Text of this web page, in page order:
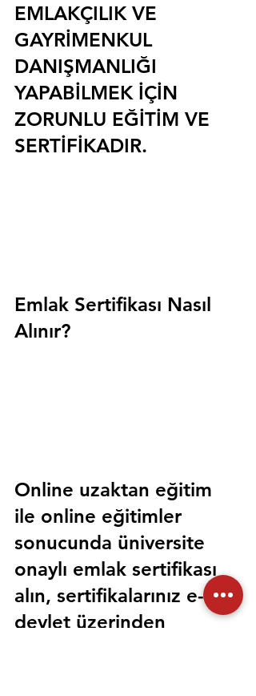
EMLAKÇILIK VE
GAYRİMENKUL
DANIŞMANLIĞI
YAPABİLMEK İÇİN
ZORUNLU EĞİTİM VE
SERTİFİKADIR.
Emlak Sertifikası Nasıl
Alınır?
Online uzaktan eğitim
ile online eğitimler
sonucunda üniversite
onaylı emlak sertifikası
alın, sertifikalarınız e-
devlet üzerinden